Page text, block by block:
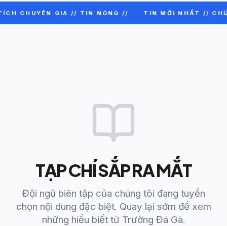
CHUYÊN GIA // TIN NÓNG // TIN MỚI NHẤT //
TẠP CHÍ SẮP RA MẮT
Đội ngũ biên tập của chúng tôi đang tuyển
chọn nội dung đặc biệt. Quay lại sớm để xem
những hiểu biết từ Trường Đá Gà.